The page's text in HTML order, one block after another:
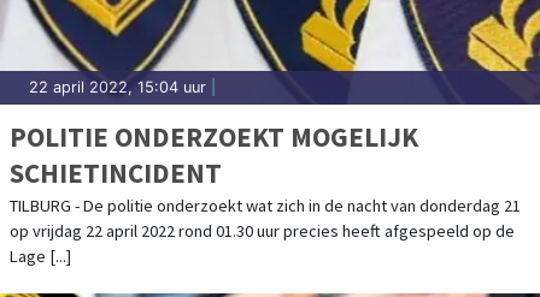
22 april 2022, 15:04 uur
POLITIE ONDERZOEKT MOGELIJK
SCHIETINCIDENT
TILBURG - De politie onderzoekt wat zich in de nacht van donderdag 21
op vrijdag 22 april 2022 rond 01.30 uur precies heeft afgespeeld op de
Lage [...]